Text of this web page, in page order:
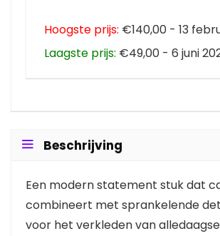
Hoogste prijs: €140,00 - 13
Laagste prijs: €49,00 - 6 juni
Beschrijving
Een modern statement stuk dat
combineert met sprankelende
voor het verkleden van